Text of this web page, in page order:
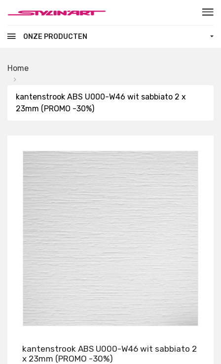
ONZE PRODUCTEN
Home
kantenstrook ABS U000-W46 wit sabbiato 2 x
23mm (PROMO -30%)
kantenstrook ABS U000-W46 wit sabbiato 2
x 23mm (PROMO -30%)